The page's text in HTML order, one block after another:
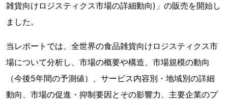
雑貨向けロジスティクス市場の詳細動向)」の販売を開始し
ました。
当レポートでは、全世界の食品雑貨向けロジスティクス市
場について分析し、市場の概要や構造、市場規模の動向
（今後5年間の予測値）、サービス内容別・地域別の詳細
動向、市場の促進・抑制要因とその影響力、主要企業のプ